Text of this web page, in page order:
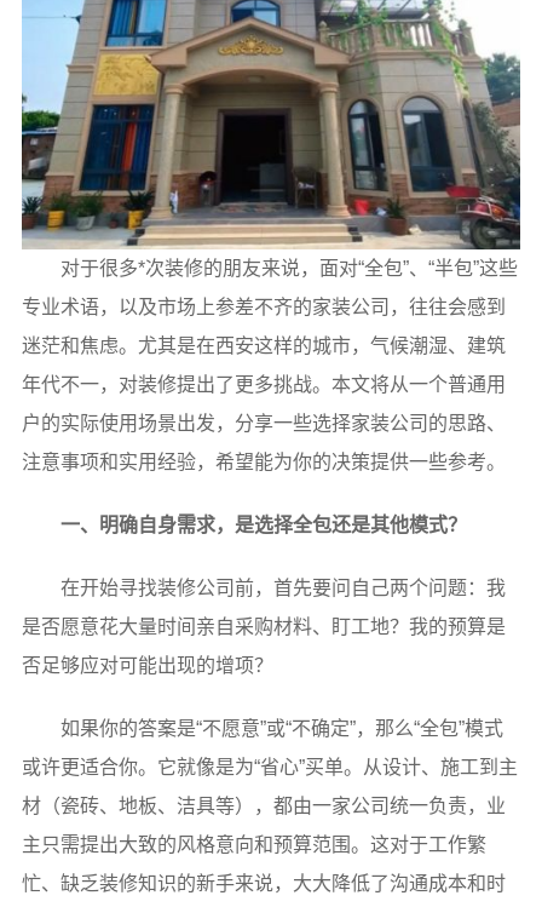
对于很多*次装修的朋友来说，面对“全包”、“半包”这些
专业术语，以及市场上参差不齐的家装公司，往往会感到
迷茫和焦虑。尤其是在西安这样的城市，气候潮湿、建筑
年代不一，对装修提出了更多挑战。本文将从一个普通用
户的实际使用场景出发，分享一些选择家装公司的思路、
注意事项和实用经验，希望能为你的决策提供一些参考。
一、明确自身需求，是选择全包还是其他模式？
在开始寻找装修公司前，首先要问自己两个问题：我
是否愿意花大量时间亲自采购材料、盯工地？我的预算是
否足够应对可能出现的增项？
如果你的答案是“不愿意”或“不确定”，那么“全包”模式
或许更适合你。它就像是为“省心”买单。从设计、施工到主
材（瓷砖、地板、洁具等），都由一家公司统一负责，业
主只需提出大致的风格意向和预算范围。这对于工作繁
忙、缺乏装修知识的新手来说，大大降低了沟通成本和时